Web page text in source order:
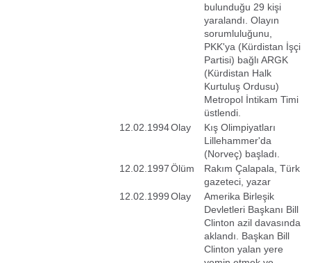
bulunduğu 29 kişi
yaralandı. Olayın
sorumluluğunu,
PKK'ya (Kürdistan İşçi
Partisi) bağlı ARGK
(Kürdistan Halk
Kurtuluş Ordusu)
Metropol İntikam Timi
üstlendi.
12.02.1994Olay
Kış Olimpiyatları
Lillehammer'da
(Norveç) başladı.
12.02.1997Ölüm
Rakım Çalapala, Türk
gazeteci, yazar
12.02.1999Olay
Amerika Birleşik
Devletleri Başkanı Bill
Clinton azil davasında
aklandı. Başkan Bill
Clinton yalan yere